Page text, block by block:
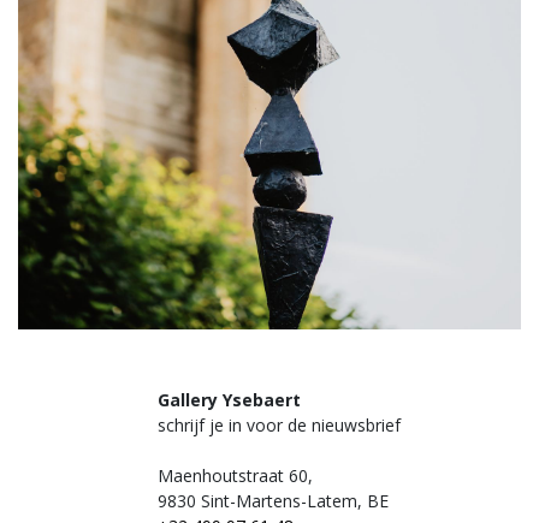
Gallery Ysebaert
schrijf je in voor de nieuwsbrief
Maenhoutstraat 60,
9830 Sint-Martens-Latem, BE